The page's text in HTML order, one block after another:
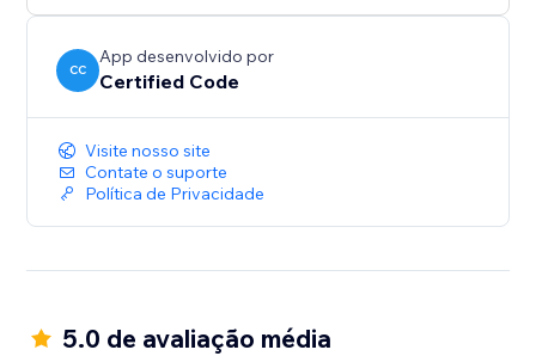
CC
App desenvolvido por
Certified Code
Visite nosso site
Contate o suporte
Política de Privacidade
5.0 de avaliação média